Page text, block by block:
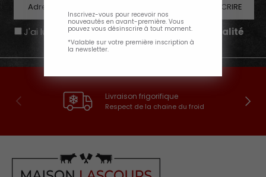
M’INSCRIRE
J'ai lu et accepté lapolitique de confidentialité
Précédent Livraison frigorifique
Respect de la chaine du froid
Inscrivez-vous pour recevoir nos
nouveautés en avant-première. Vous
pouvez vous désinscrire à tout moment.
*Valable sur votre première inscription à
la newsletter.